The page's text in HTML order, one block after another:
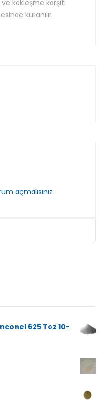
kekleşme karşıtı
kullanılır.
açmalısınız.
625 Toz 10-